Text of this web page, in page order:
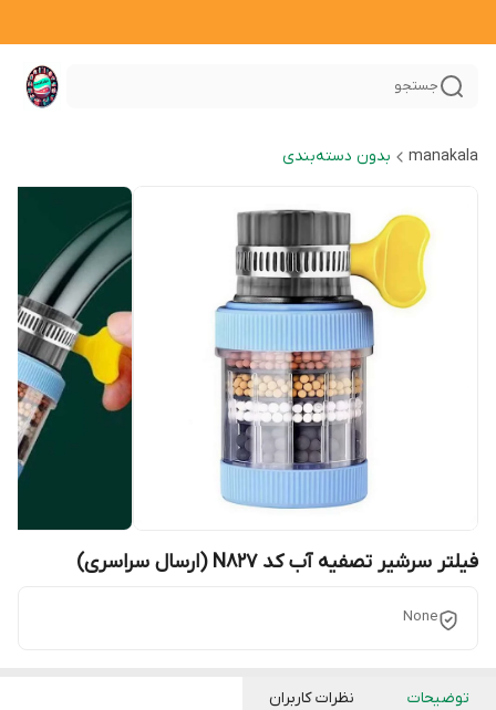
جستجو
manakala بدون دسته‌بندی
فیلتر سرشیر تصفیه آب کد N827 (ارسال سراسری)
None
توضیحات نظرات کاربران